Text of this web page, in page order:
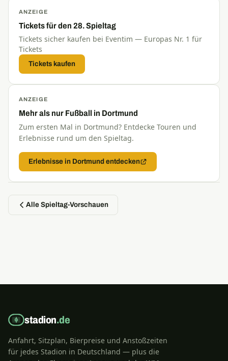
ANZEIGE
Tickets für den 28. Spieltag
Tickets sicher kaufen bei Eventim — Europas Nr. 1 für
Tickets
Tickets kaufen
ANZEIGE
Mehr als nur Fußball in Dortmund
Zum ersten Mal in Dortmund? Entdecke Touren und
Erlebnisse rund um den Spieltag.
Erlebnisse in Dortmund entdecken
Alle Spieltag-Vorschauen
stadion.de
Anfahrt, Sitzplan, Bierpreise und Anstoßzeiten
für jedes Stadion in Deutschland — plus die